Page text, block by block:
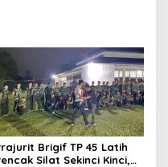
Brigif TP 45 Latih
Silat Sekinci Kinci,